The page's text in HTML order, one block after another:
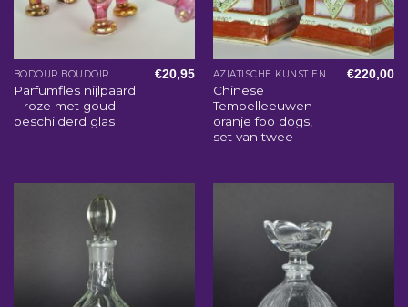
BODOUR BOUDOIR
Parfumfles nijlpaard
– roze met goud
beschilderd glas
€20,95 AZIATISCHE KUNST EN WOONACCESSOIRES
Chinese
Tempelleeuwen –
oranje foo dogs,
set van twee
€220,00